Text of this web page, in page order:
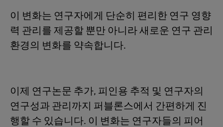
이 변화는 연구자에게 단순히 편리한 연구 영향
력 관리를 제공할 뿐만 아니라 새로운 연구 관리
환경의 변화를 약속합니다.
이제 연구논문 추가, 피인용 추적 및 연구자의
연구성과 관리까지 퍼블론스에서 간편하게 진
행할 수 있습니다. 이 변화는 연구자들의 피어